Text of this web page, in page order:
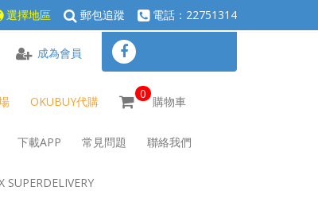
選擇地區 郵包追蹤 電話：22751314
OKUBUY代購
0
購物車
下載APP 常見問題 聯絡我們
SUPERDELIVERY
成為會員